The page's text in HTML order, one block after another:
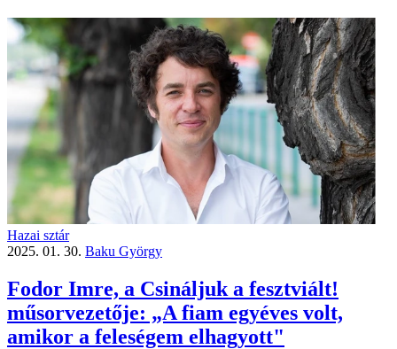
Hazai sztár
2025. 01. 30. Baku György
Fodor Imre, a Csináljuk a fesztviált!
műsorvezetője: „A fiam egyéves volt,
amikor a feleségem elhagyott"